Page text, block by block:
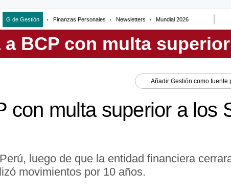
G de Gestión Finanzas Personales Newsletters Mundial 2026
Añadir Gestión como fuente
con multa superior a los
luego de que la entidad financiera
movimientos por 10 años.